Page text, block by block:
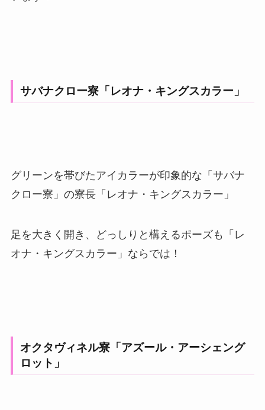
サバナクロー寮「レオナ・キングスカラー」
グリーンを帯びたアイカラーが印象的な「サバナ
クロー寮」の寮長「レオナ・キングスカラー」
足を大きく開き、どっしりと構えるポーズも「レ
オナ・キングスカラー」ならでは！
オクタヴィネル寮「アズール・アーシェング
ロット」